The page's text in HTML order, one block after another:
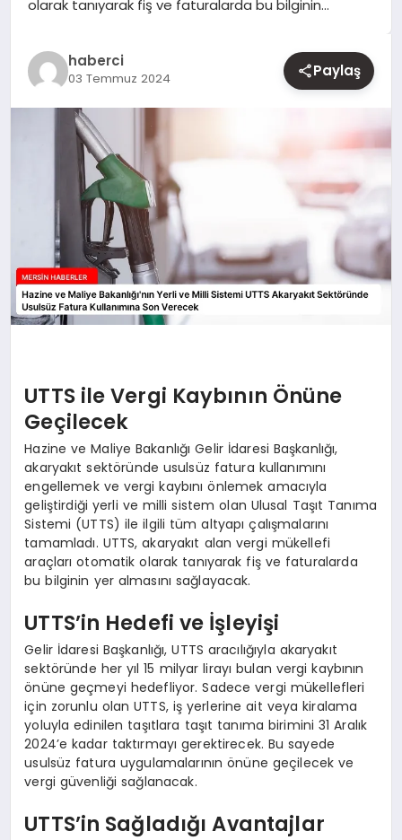
olarak tanıyarak fiş ve faturalarda bu bilginin…
haberci
03 Temmuz 2024 Paylaş
UTTS ile Vergi Kaybının Önüne
Geçilecek
Hazine ve Maliye Bakanlığı Gelir İdaresi Başkanlığı,
akaryakıt sektöründe usulsüz fatura kullanımını
engellemek ve vergi kaybını önlemek amacıyla
geliştirdiği yerli ve milli sistem olan Ulusal Taşıt Tanıma
Sistemi (UTTS) ile ilgili tüm altyapı çalışmalarını
tamamladı. UTTS, akaryakıt alan vergi mükellefi
araçları otomatik olarak tanıyarak fiş ve faturalarda
bu bilginin yer almasını sağlayacak.
UTTS’in Hedefi ve İşleyişi
Gelir İdaresi Başkanlığı, UTTS aracılığıyla akaryakıt
sektöründe her yıl 15 milyar lirayı bulan vergi kaybının
önüne geçmeyi hedefliyor. Sadece vergi mükellefleri
için zorunlu olan UTTS, iş yerlerine ait veya kiralama
yoluyla edinilen taşıtlara taşıt tanıma birimini 31 Aralık
2024’e kadar taktırmayı gerektirecek. Bu sayede
usulsüz fatura uygulamalarının önüne geçilecek ve
vergi güvenliği sağlanacak.
UTTS’in Sağladığı Avantajlar